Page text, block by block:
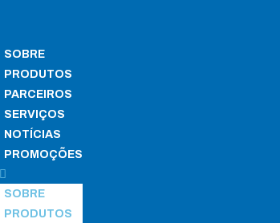
SOBRE
PRODUTOS
PARCEIROS
SERVIÇOS
NOTÍCIAS
PROMOÇÕES
SOBRE
PRODUTOS